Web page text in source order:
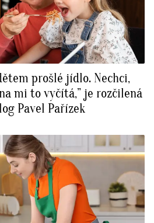
prošlé jídlo. Nechci,
mi to vyčítá,” je rozčilená
Pavel Pařízek